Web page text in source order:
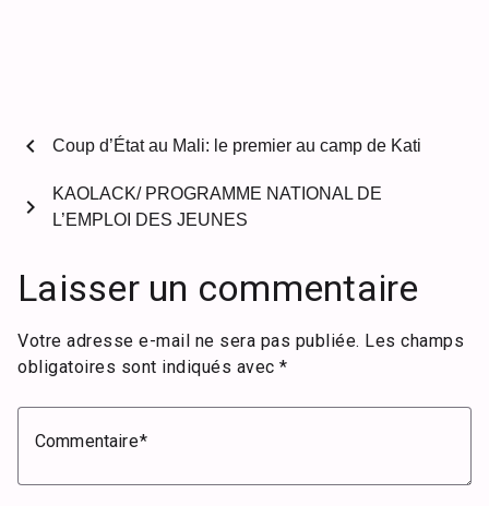
chevron_left Coup d’État au Mali: le premier au camp de Kati
KAOLACK/ PROGRAMME NATIONAL DE
L’EMPLOI DES JEUNES
chevron_right
Laisser un commentaire
Votre adresse e-mail ne sera pas publiée. Les champs
obligatoires sont indiqués avec *
Commentaire